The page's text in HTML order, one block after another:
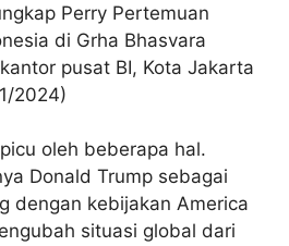
Perry Pertemuan
di Grha Bhasvara
pusat BI, Kota Jakarta
2024)
oleh beberapa hal.
Donald Trump sebagai
dengan kebijakan America
situasi global dari